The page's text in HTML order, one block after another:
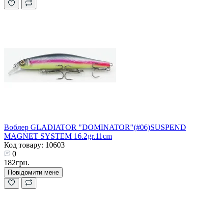
Воблер GLADIATOR "DOMINATOR"(#06)SUSPEND
MAGNET SYSTEM 16.2gr.11cm
Код товару: 10603
0
182грн.
Повідомити мене